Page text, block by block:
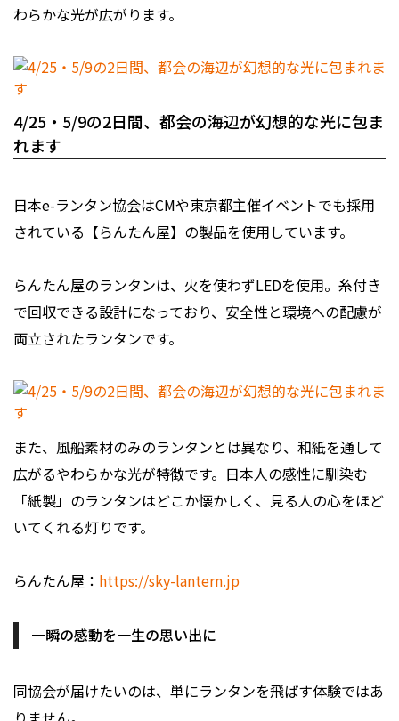
わらかな光が広がります。
4/25・5/9の2日間、都会の海辺が幻想的な光に包ま
れます
日本e-ランタン協会はCMや東京都主催イベントでも採用
されている【らんたん屋】の製品を使用しています。
らんたん屋のランタンは、火を使わずLEDを使用。糸付き
で回収できる設計になっており、安全性と環境への配慮が
両立されたランタンです。
また、風船素材のみのランタンとは異なり、和紙を通して
広がるやわらかな光が特徴です。日本人の感性に馴染む
「紙製」のランタンはどこか懐かしく、見る人の心をほど
いてくれる灯りです。
らんたん屋： https://sky-lantern.jp
一瞬の感動を一生の思い出に
同協会が届けたいのは、単にランタンを飛ばす体験ではあ